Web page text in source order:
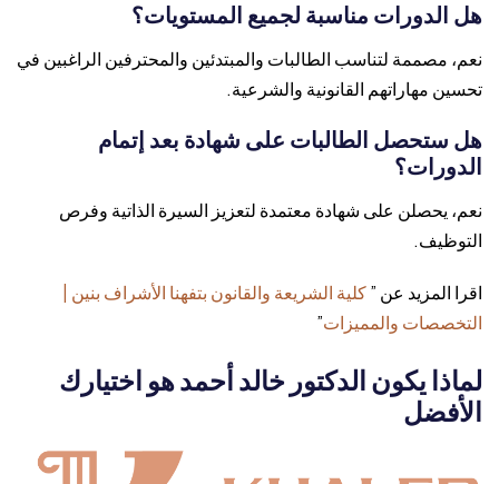
هل الدورات مناسبة لجميع المستويات؟
نعم، مصممة لتناسب الطالبات والمبتدئين والمحترفين الراغبين في
تحسين مهاراتهم القانونية والشرعية.
هل ستحصل الطالبات على شهادة بعد إتمام
الدورات؟
نعم، يحصلن على شهادة معتمدة لتعزيز السيرة الذاتية وفرص
التوظيف.
اقرا المزيد عن ”كلية الشريعة والقانون بتفهنا الأشراف بنين |
التخصصات والمميزات”
لماذا يكون الدكتور خالد أحمد هو اختيارك
الأفضل